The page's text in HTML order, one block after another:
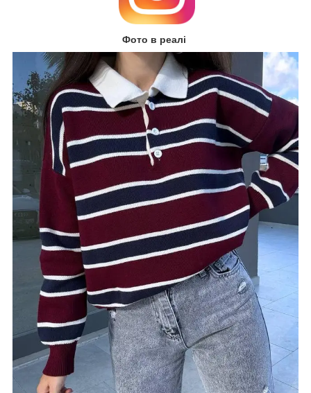
Фото в реалі